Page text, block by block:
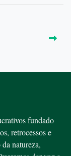
fundado
retrocessos e
natureza,